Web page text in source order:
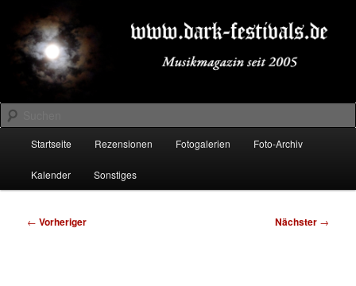
primären
Inhalt
springenDARK-FESTIVALS.DE
Suchen
Startseite Rezensionen Fotogalerien Foto-Archiv
Kalender Sonstiges
Beitragsnavigation
← Vorheriger Nächster →